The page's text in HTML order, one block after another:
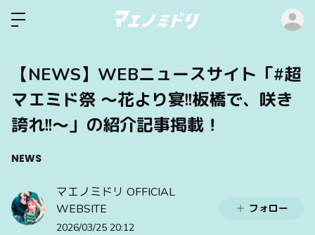
【NEWS】WEBニュースサイト「#超
マエミド祭 〜花より宴!!板橋で、咲き
誇れ!!〜」の紹介記事掲載！
NEWS
マエノミドリ OFFICIAL
WEBSITE
2026/03/25 20:12
フォロー